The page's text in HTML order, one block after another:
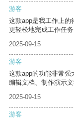
游客
这款app是我工作上的
更轻松地完成工作任务
2025-09-15
游客
这款app的功能非常强
编辑文档、制作演示
2025-09-15
游客